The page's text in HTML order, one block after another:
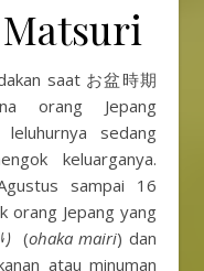
saat お盆時期
orang Jepang
sedang
keluarganya.
sampai 16
orang Jepang yang
(ohaka mairi) dan
atau minuman